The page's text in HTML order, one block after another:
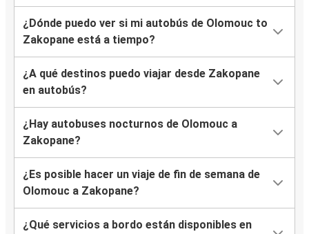
¿Dónde puedo ver si mi autobús de Olomouc to
Zakopane está a tiempo?
¿A qué destinos puedo viajar desde Zakopane
en autobús?
¿Hay autobuses nocturnos de Olomouc a
Zakopane?
¿Es posible hacer un viaje de fin de semana de
Olomouc a Zakopane?
¿Qué servicios a bordo están disponibles en